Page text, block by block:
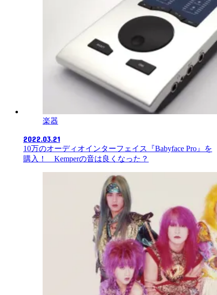
楽器
2022.03.21
10万のオーディオインターフェイス『Babyface Pro』を
購入！ Kemperの音は良くなった？